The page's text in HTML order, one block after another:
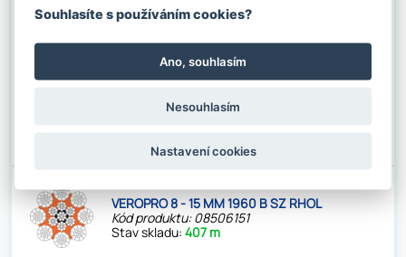
Stav skladu:341 m
245.00 Kč bez DPH / m
VEROPRO 8 - 15 MM 1960 B SZ RHOL
Kód produktu: 08506151
Stav skladu:407 m
Souhlasíte s používáním cookies?
Ano, souhlasím
Nesouhlasím
Nastavení cookies